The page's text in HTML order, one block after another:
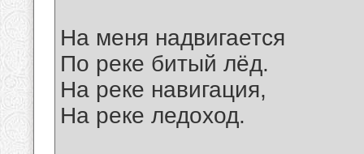
На меня надвигается
По реке битый лёд.
На реке навигация,
На реке ледоход.